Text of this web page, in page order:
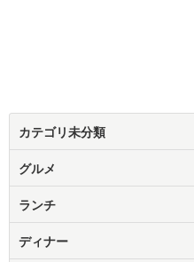
カテゴリ未分類
グルメ
ランチ
ディナー